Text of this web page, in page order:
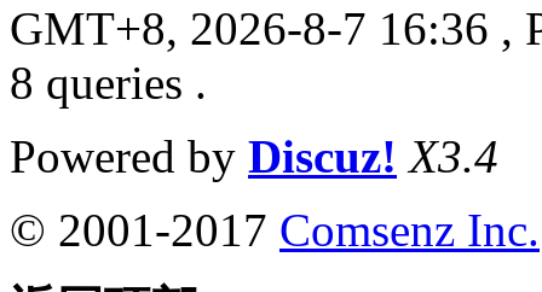
GMT+8, 2026-8-7 16:36 ,
8 queries .
Powered by Discuz! X3.4
© 2001-2017 Comsenz Inc.